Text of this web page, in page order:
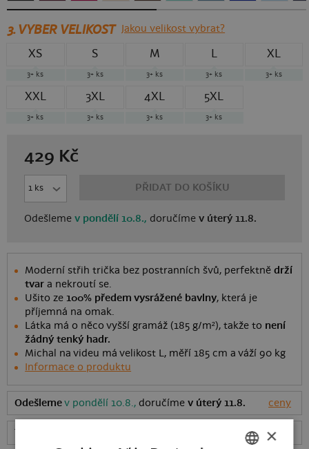
3.VYBER VELIKOST Jakou velikost vybrat?
XS
3+ ks
S
3+ ks
M
3+ ks
L
3+ ks
XL
3+ ks
XXL
3+ ks
3XL
3+ ks
4XL
3+ ks
5XL
3+ ks
429 Kč
PŘIDAT DO KOŠÍKU
Odešlemev pondělí 10.8., doručímev úterý 11.8.
Moderní střih trička bez postranních švů, perfektnědrží
tvar a nekroutí se.
Ušito ze 100% předem vysrážené bavlny, která je
příjemná na omak.
Látka má o něco vyšší gramáž (185 g/m²), takže to není
žádný tenký hadr.
Michal na videu má velikost L, měří 185 cm a váží 90 kg
Informace o produktu
Odešlemev pondělí 10.8., doručímev úterý 11.8. ceny
rozměry
×